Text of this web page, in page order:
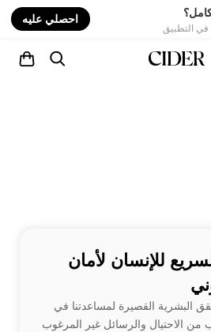
احصلي عليه
للإنسان لأمان
البشرية القصيرة لمساعدتنا في
من الاحتيال والرسائل غير المرغوب